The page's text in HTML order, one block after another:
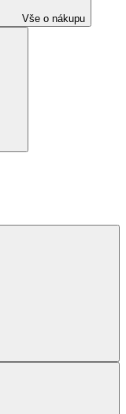
Vše o nákupu